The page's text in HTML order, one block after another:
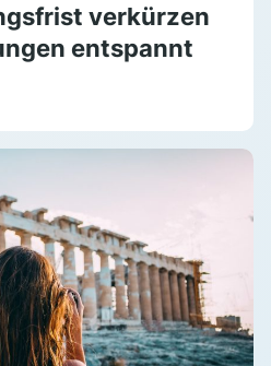
verkürzen
entspannt